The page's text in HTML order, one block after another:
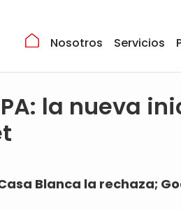
Nosotros Servicios
la nueva
Blanca la rechaza;